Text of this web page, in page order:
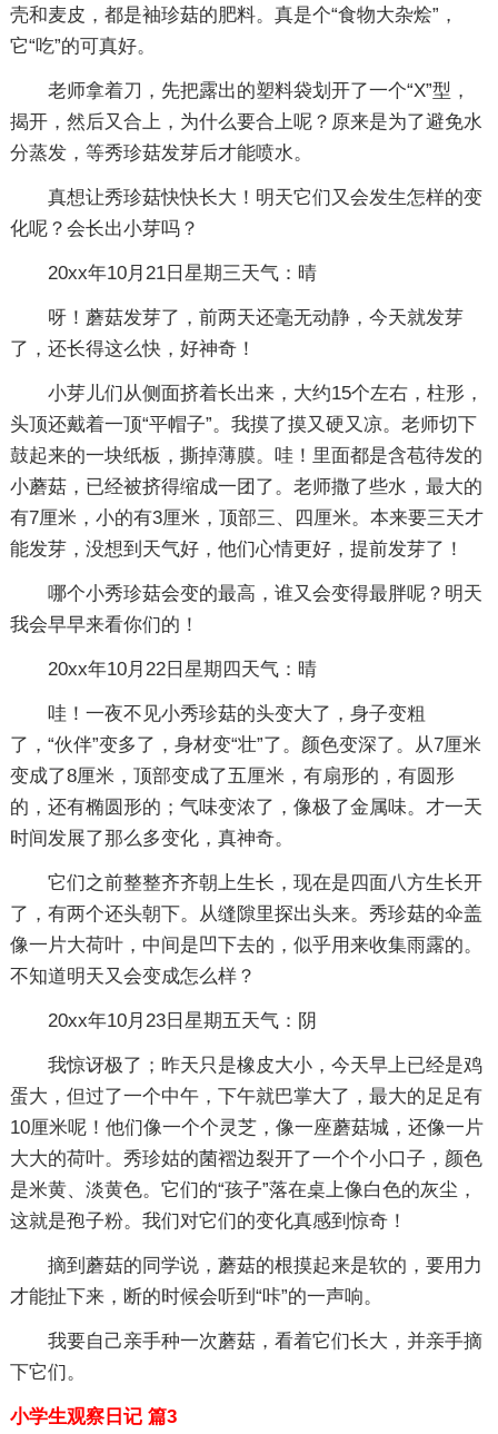
壳和麦皮，都是袖珍菇的肥料。真是个“食物大杂烩”，
它“吃”的可真好。
老师拿着刀，先把露出的塑料袋划开了一个“X”型，
揭开，然后又合上，为什么要合上呢？原来是为了避免水
分蒸发，等秀珍菇发芽后才能喷水。
真想让秀珍菇快快长大！明天它们又会发生怎样的变
化呢？会长出小芽吗？
20xx年10月21日星期三天气：晴
呀！蘑菇发芽了，前两天还毫无动静，今天就发芽
了，还长得这么快，好神奇！
小芽儿们从侧面挤着长出来，大约15个左右，柱形，
头顶还戴着一顶“平帽子”。我摸了摸又硬又凉。老师切下
鼓起来的一块纸板，撕掉薄膜。哇！里面都是含苞待发的
小蘑菇，已经被挤得缩成一团了。老师撒了些水，最大的
有7厘米，小的有3厘米，顶部三、四厘米。本来要三天才
能发芽，没想到天气好，他们心情更好，提前发芽了！
哪个小秀珍菇会变的最高，谁又会变得最胖呢？明天
我会早早来看你们的！
20xx年10月22日星期四天气：晴
哇！一夜不见小秀珍菇的头变大了，身子变粗
了，“伙伴”变多了，身材变“壮”了。颜色变深了。从7厘米
变成了8厘米，顶部变成了五厘米，有扇形的，有圆形
的，还有椭圆形的；气味变浓了，像极了金属味。才一天
时间发展了那么多变化，真神奇。
它们之前整整齐齐朝上生长，现在是四面八方生长开
了，有两个还头朝下。从缝隙里探出头来。秀珍菇的伞盖
像一片大荷叶，中间是凹下去的，似乎用来收集雨露的。
不知道明天又会变成怎么样？
20xx年10月23日星期五天气：阴
我惊讶极了；昨天只是橡皮大小，今天早上已经是鸡
蛋大，但过了一个中午，下午就巴掌大了，最大的足足有
10厘米呢！他们像一个个灵芝，像一座蘑菇城，还像一片
大大的荷叶。秀珍姑的菌褶边裂开了一个个小口子，颜色
是米黄、淡黄色。它们的“孩子”落在桌上像白色的灰尘，
这就是孢子粉。我们对它们的变化真感到惊奇！
摘到蘑菇的同学说，蘑菇的根摸起来是软的，要用力
才能扯下来，断的时候会听到“咔”的一声响。
我要自己亲手种一次蘑菇，看着它们长大，并亲手摘
下它们。
小学生观察日记 篇3